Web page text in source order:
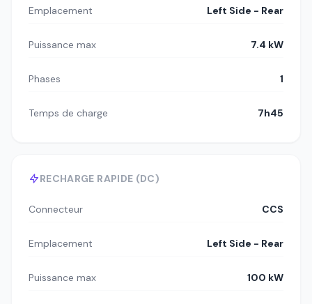
Emplacement Left Side - Rear
Puissance max 7.4 kW
Phases 1
Temps de charge 7h45
RECHARGE RAPIDE (DC)
Connecteur CCS
Emplacement Left Side - Rear
Puissance max 100 kW